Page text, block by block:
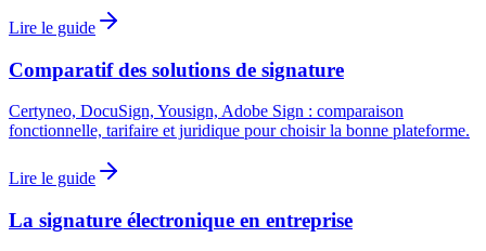
Lire le guide
Comparatif des solutions de signature
Certyneo, DocuSign, Yousign, Adobe Sign : comparaison
fonctionnelle, tarifaire et juridique pour choisir la bonne plateforme.
Lire le guide
La signature électronique en entreprise